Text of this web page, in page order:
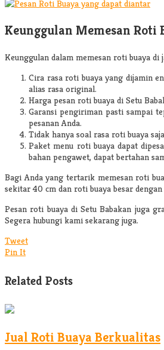
Keunggulan Memesan Roti
Keunggulan dalam memesan roti buaya
Cira rasa roti buaya yang dijamin
alias rasa original.
Harga pesan roti buaya di Setu
Garansi pengiriman pasti sampai
pesanan Anda.
Tidak hanya soal rasa roti buaya
Paket menu roti buaya dapat
bahan pengawet, dapat bertahan
Bagi Anda yang tertarik memesan roti
sekitar 40 cm dan roti buaya besar
Pesan roti buaya di Setu Babakan juga
Segera hubungi kami sekarang juga.
Tweet
Pin It
Related Posts
Jual Roti Buaya Berkualitas